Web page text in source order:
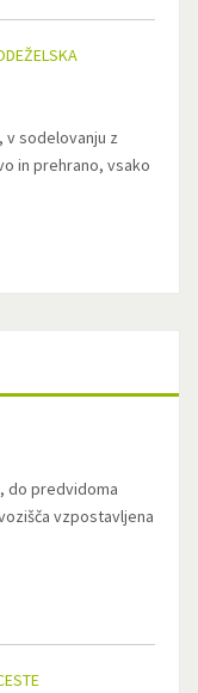
v sodelovanju z
in prehrano, vsako
do predvidoma
vzpostavljena